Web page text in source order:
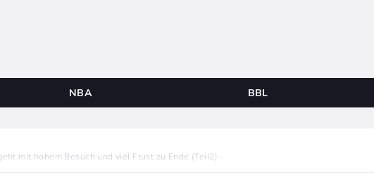
NBA BBL
mit hohem Besuch und viel Frust zu Ende (Teil2)